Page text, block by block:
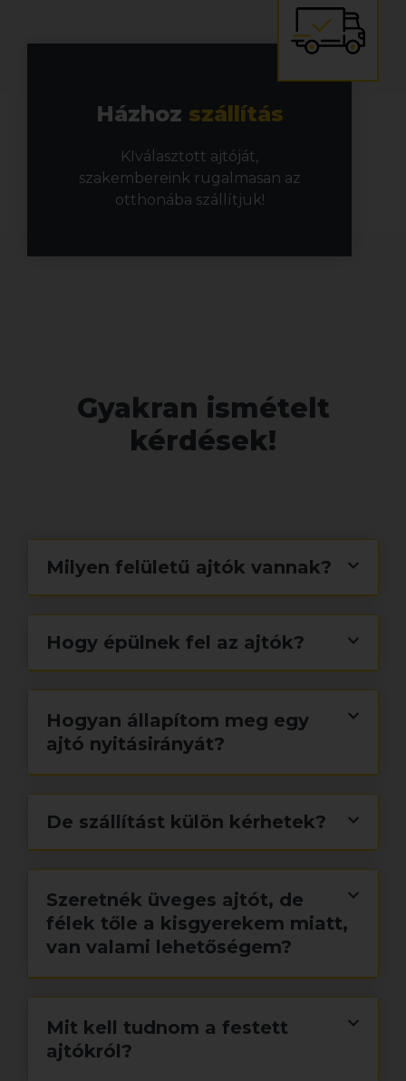
Házhoz szállítás
KIválasztott ajtóját,
szakembereink rugalmasan az
otthonába szállítjuk!
Gyakran ismételt
kérdések!
Milyen felületű ajtók vannak?
Hogy épülnek fel az ajtók?
Hogyan állapítom meg egy
ajtó nyitásirányát?
De szállítást külön kérhetek?
Szeretnék üveges ajtót, de
félek tőle a kisgyerekem miatt,
van valami lehetőségem?
Mit kell tudnom a festett
ajtókról?